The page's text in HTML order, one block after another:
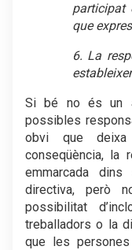
participat
que
6. La
Si bé no és un
possibles
obvi que
conseqüència, la
emmarcada
directiva, però
possibilitat
treballadors o la
que les